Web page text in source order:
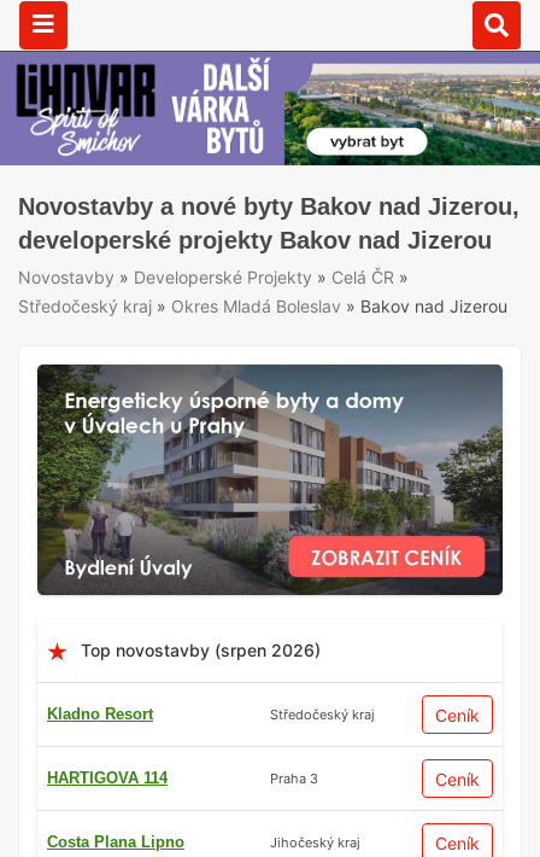
Novostavby a nové byty Bakov nad Jizerou,
developerské projekty Bakov nad Jizerou
Novostavby » Developerské Projekty » Celá ČR »
Středočeský kraj » Okres Mladá Boleslav » Bakov nad Jizerou
Top novostavby (srpen 2026)
Kladno Resort Středočeský kraj Ceník
HARTIGOVA 114 Praha 3 Ceník
Costa Plana Lipno Jihočeský kraj Ceník